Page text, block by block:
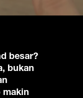
besar?
bukan
makin